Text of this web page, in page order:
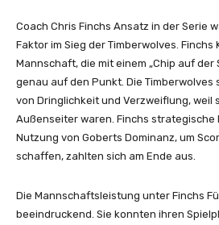
Coach Chris Finchs Ansatz in der Serie
Faktor im Sieg der Timberwolves. Finchs
Mannschaft, die mit einem „Chip auf der
genau auf den Punkt. Die Timberwolves
von Dringlichkeit und Verzweiflung, weil
Außenseiter waren. Finchs strategische
Nutzung von Goberts Dominanz, um
schaffen, zahlten sich am Ende aus.
Die Mannschaftsleistung unter Finchs
beeindruckend. Sie konnten ihren